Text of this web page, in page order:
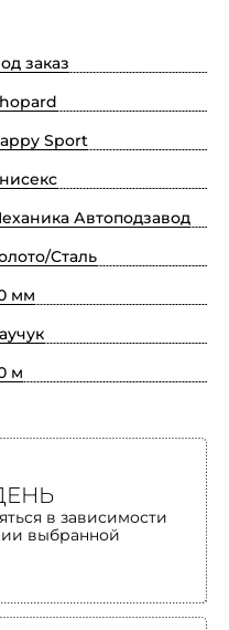
заказ
Sport
Автоподзавод
Cталь
мм
м
в зависимости
выбранной